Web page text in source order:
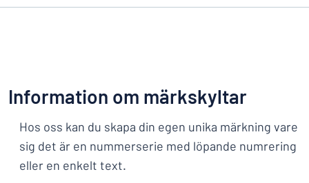
Information om märkskyltar
Hos oss kan du skapa din egen unika märkning vare
sig det är en nummerserie med löpande numrering
eller en enkelt text.